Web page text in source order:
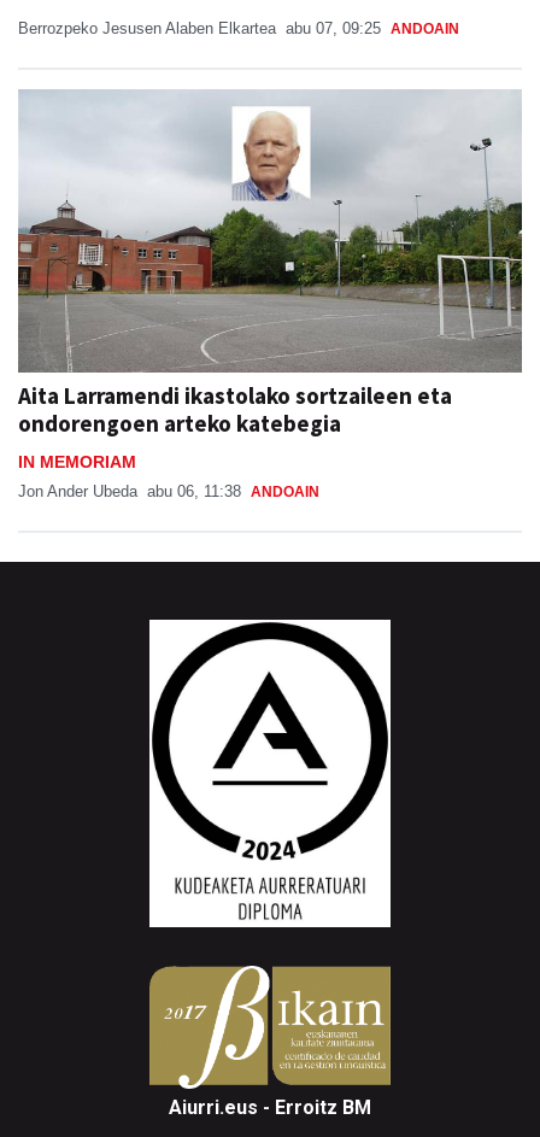
Berrozpeko Jesusen Alaben Elkartea abu 07, 09:25 ANDOAIN
Aita Larramendi ikastolako sortzaileen eta
ondorengoen arteko katebegia
IN MEMORIAM
Jon Ander Ubeda abu 06, 11:38 ANDOAIN
Aiurri.eus - Erroitz BM